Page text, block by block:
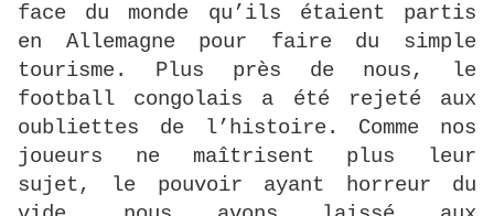
face du monde qu’ils étaient partis
en Allemagne pour faire du simple
tourisme. Plus près de nous, le
football congolais a été rejeté aux
oubliettes de l’histoire. Comme nos
joueurs ne maîtrisent plus leur
sujet, le pouvoir ayant horreur du